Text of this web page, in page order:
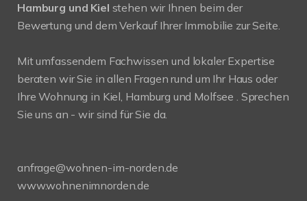
Hamburg und Kiel stehen wir Ihnen beim der
Bewertung und dem Verkauf Ihrer Immobilie zur Seite.
Mit umfassendem Fachwissen und lokaler Expertise
beraten wir Sie in allen Fragen rund um Ihr Haus oder
Ihre Wohnung in Kiel, Hamburg und Molfsee . Sprechen
Sie uns an - wir sind für Sie da.
anfrage@wohnen-im-norden.de
www.wohnenimnorden.de